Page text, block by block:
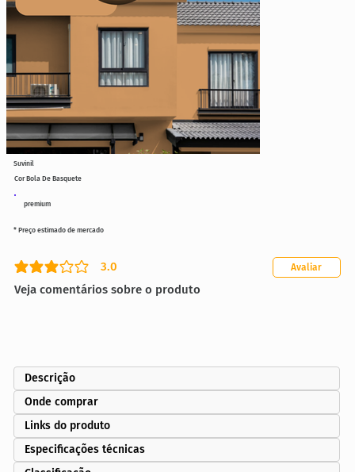
premium
Cor Bola De Basquete
3.0
classificação média é 3 de 5
Veja comentários sobre o produto
Avaliar
* Preço estimado de mercado
Suvinil
Descrição
Onde comprar
Links do produto
Especificações técnicas